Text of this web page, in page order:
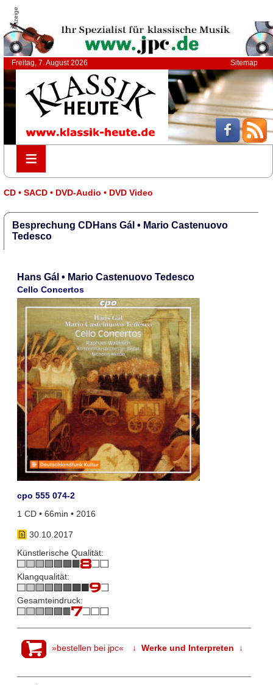
Anzeige
Freitag, 7. August 2026 Sitemap
≡
≡
CD • SACD • DVD-Audio • DVD Video
Besprechung CDHans Gál • Mario Castenuovo
Tedesco
Hans Gál • Mario Castenuovo Tedesco
Cello Concertos
cpo 555 074-2
1 CD • 66min • 2016
30.10.2017
Künstlerische Qualität:
Klangqualität:
Gesamteindruck:
»bestellen bei jpc« ↓ Werke und Interpreten ↓